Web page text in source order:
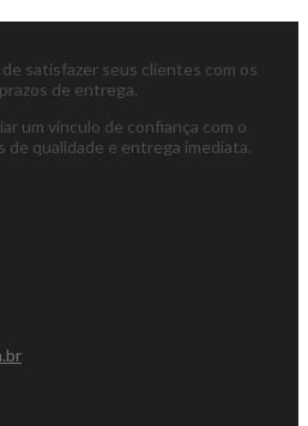
satisfazer seus clientes com os
de entrega.
um vínculo de confiança com o
qualidade e entrega imediata.